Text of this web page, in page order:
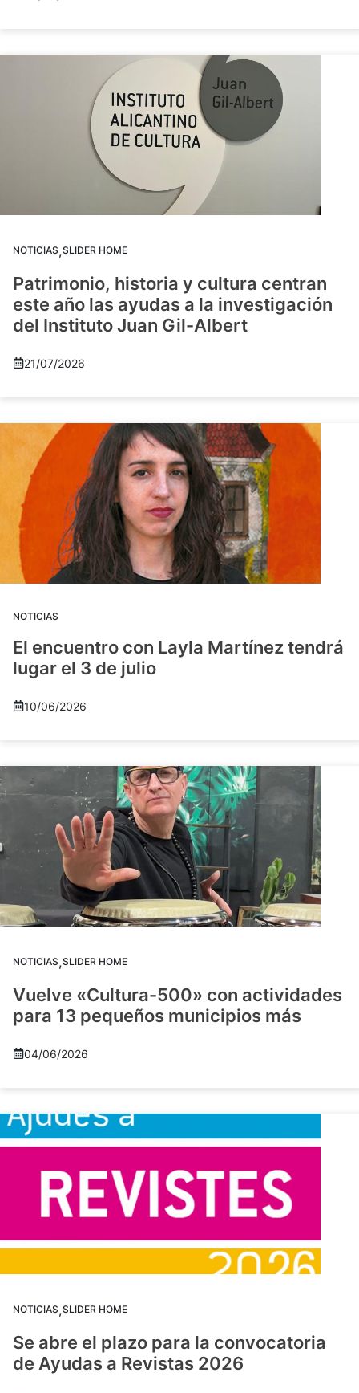
NOTICIAS,SLIDER HOME
Patrimonio, historia y cultura centran
este año las ayudas a la investigación
del Instituto Juan Gil-Albert
21/07/2026
NOTICIAS
El encuentro con Layla Martínez tendrá
lugar el 3 de julio
10/06/2026
NOTICIAS,SLIDER HOME
Vuelve «Cultura-500» con actividades
para 13 pequeños municipios más
04/06/2026
NOTICIAS,SLIDER HOME
Se abre el plazo para la convocatoria
de Ayudas a Revistas 2026